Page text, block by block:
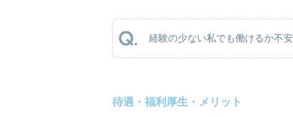
経験の少ない私でも働けるか不
待遇・福利厚生・メリット